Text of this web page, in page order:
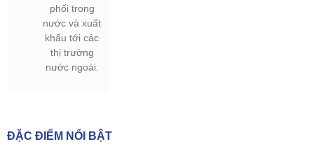
phối trong
nước và xuất
khẩu tới các
thị trường
nước ngoài.
ĐẶC ĐIỂM NỔI BẬT